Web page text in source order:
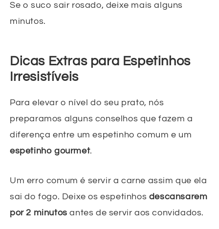
Se o suco sair rosado, deixe mais alguns
minutos.
Dicas Extras para Espetinhos
Irresistíveis
Para elevar o nível do seu prato, nós
preparamos alguns conselhos que fazem a
diferença entre um espetinho comum e um
espetinho gourmet.
Um erro comum é servir a carne assim que ela
sai do fogo. Deixe os espetinhos descansarem
por 2 minutos antes de servir aos convidados.